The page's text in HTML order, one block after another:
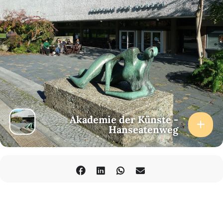
Akademie der Künste -
Hanseatenweg